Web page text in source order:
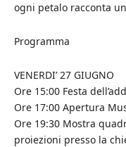
ogni petalo racconta
Programma
VENERDI’ 27 GIUGNO
Ore 15:00 Festa
Ore 17:00 Apertura
Ore 19:30 Mostra
proiezioni presso la